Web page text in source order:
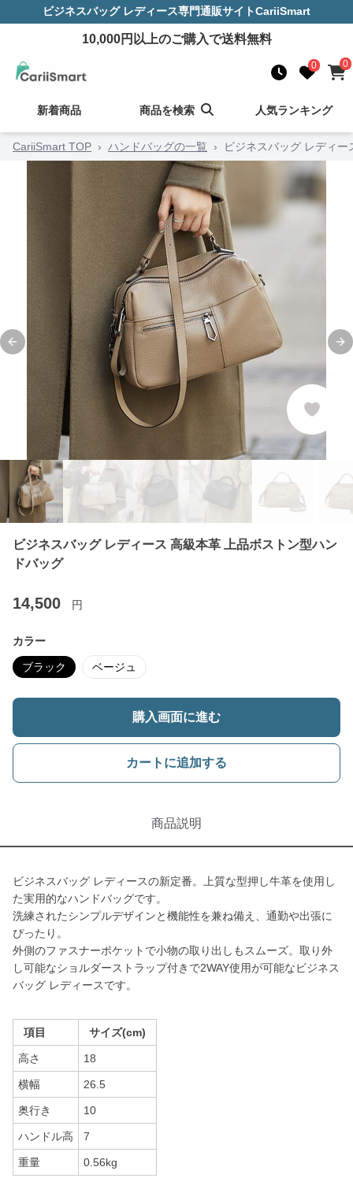
ビジネスバッグ レディース専門通販サイトCariiSmart
10,000円以上のご購入で送料無料
0 0
新着商品 商品を検索 人気ランキング
CariiSmart TOP › ハンドバッグの一覧 › ビジネスバッグ レディ
Previous slide
ビジネスバッグ レディース 高級本革 上品ボストン型ハン
ドバッグ
14,500 円
カラー
ブラック ベージュ
購入画面に進む
カートに追加する
商品説明
ビジネスバッグ レディースの新定番。上質な型押し牛革を使用し
た実用的なハンドバッグです。
洗練されたシンプルデザインと機能性を兼ね備え、通勤や出張に
ぴったり。
外側のファスナーポケットで小物の取り出しもスムーズ。取り外
し可能なショルダーストラップ付きで2WAY使用が可能なビジネス
バッグ レディースです。
項目 サイズ(cm)
高さ 18
横幅 26.5
奥行き 10
ハンドル高 7
重量 0.56kg